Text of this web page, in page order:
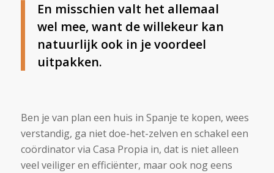
En misschien valt het allemaal
wel mee, want de willekeur kan
natuurlijk ook in je voordeel
uitpakken.
Ben je van plan een huis in Spanje te kopen, wees
verstandig, ga niet doe-het-zelven en schakel een
coördinator via Casa Propia in, dat is niet alleen
veel veiliger en efficiënter, maar ook nog eens